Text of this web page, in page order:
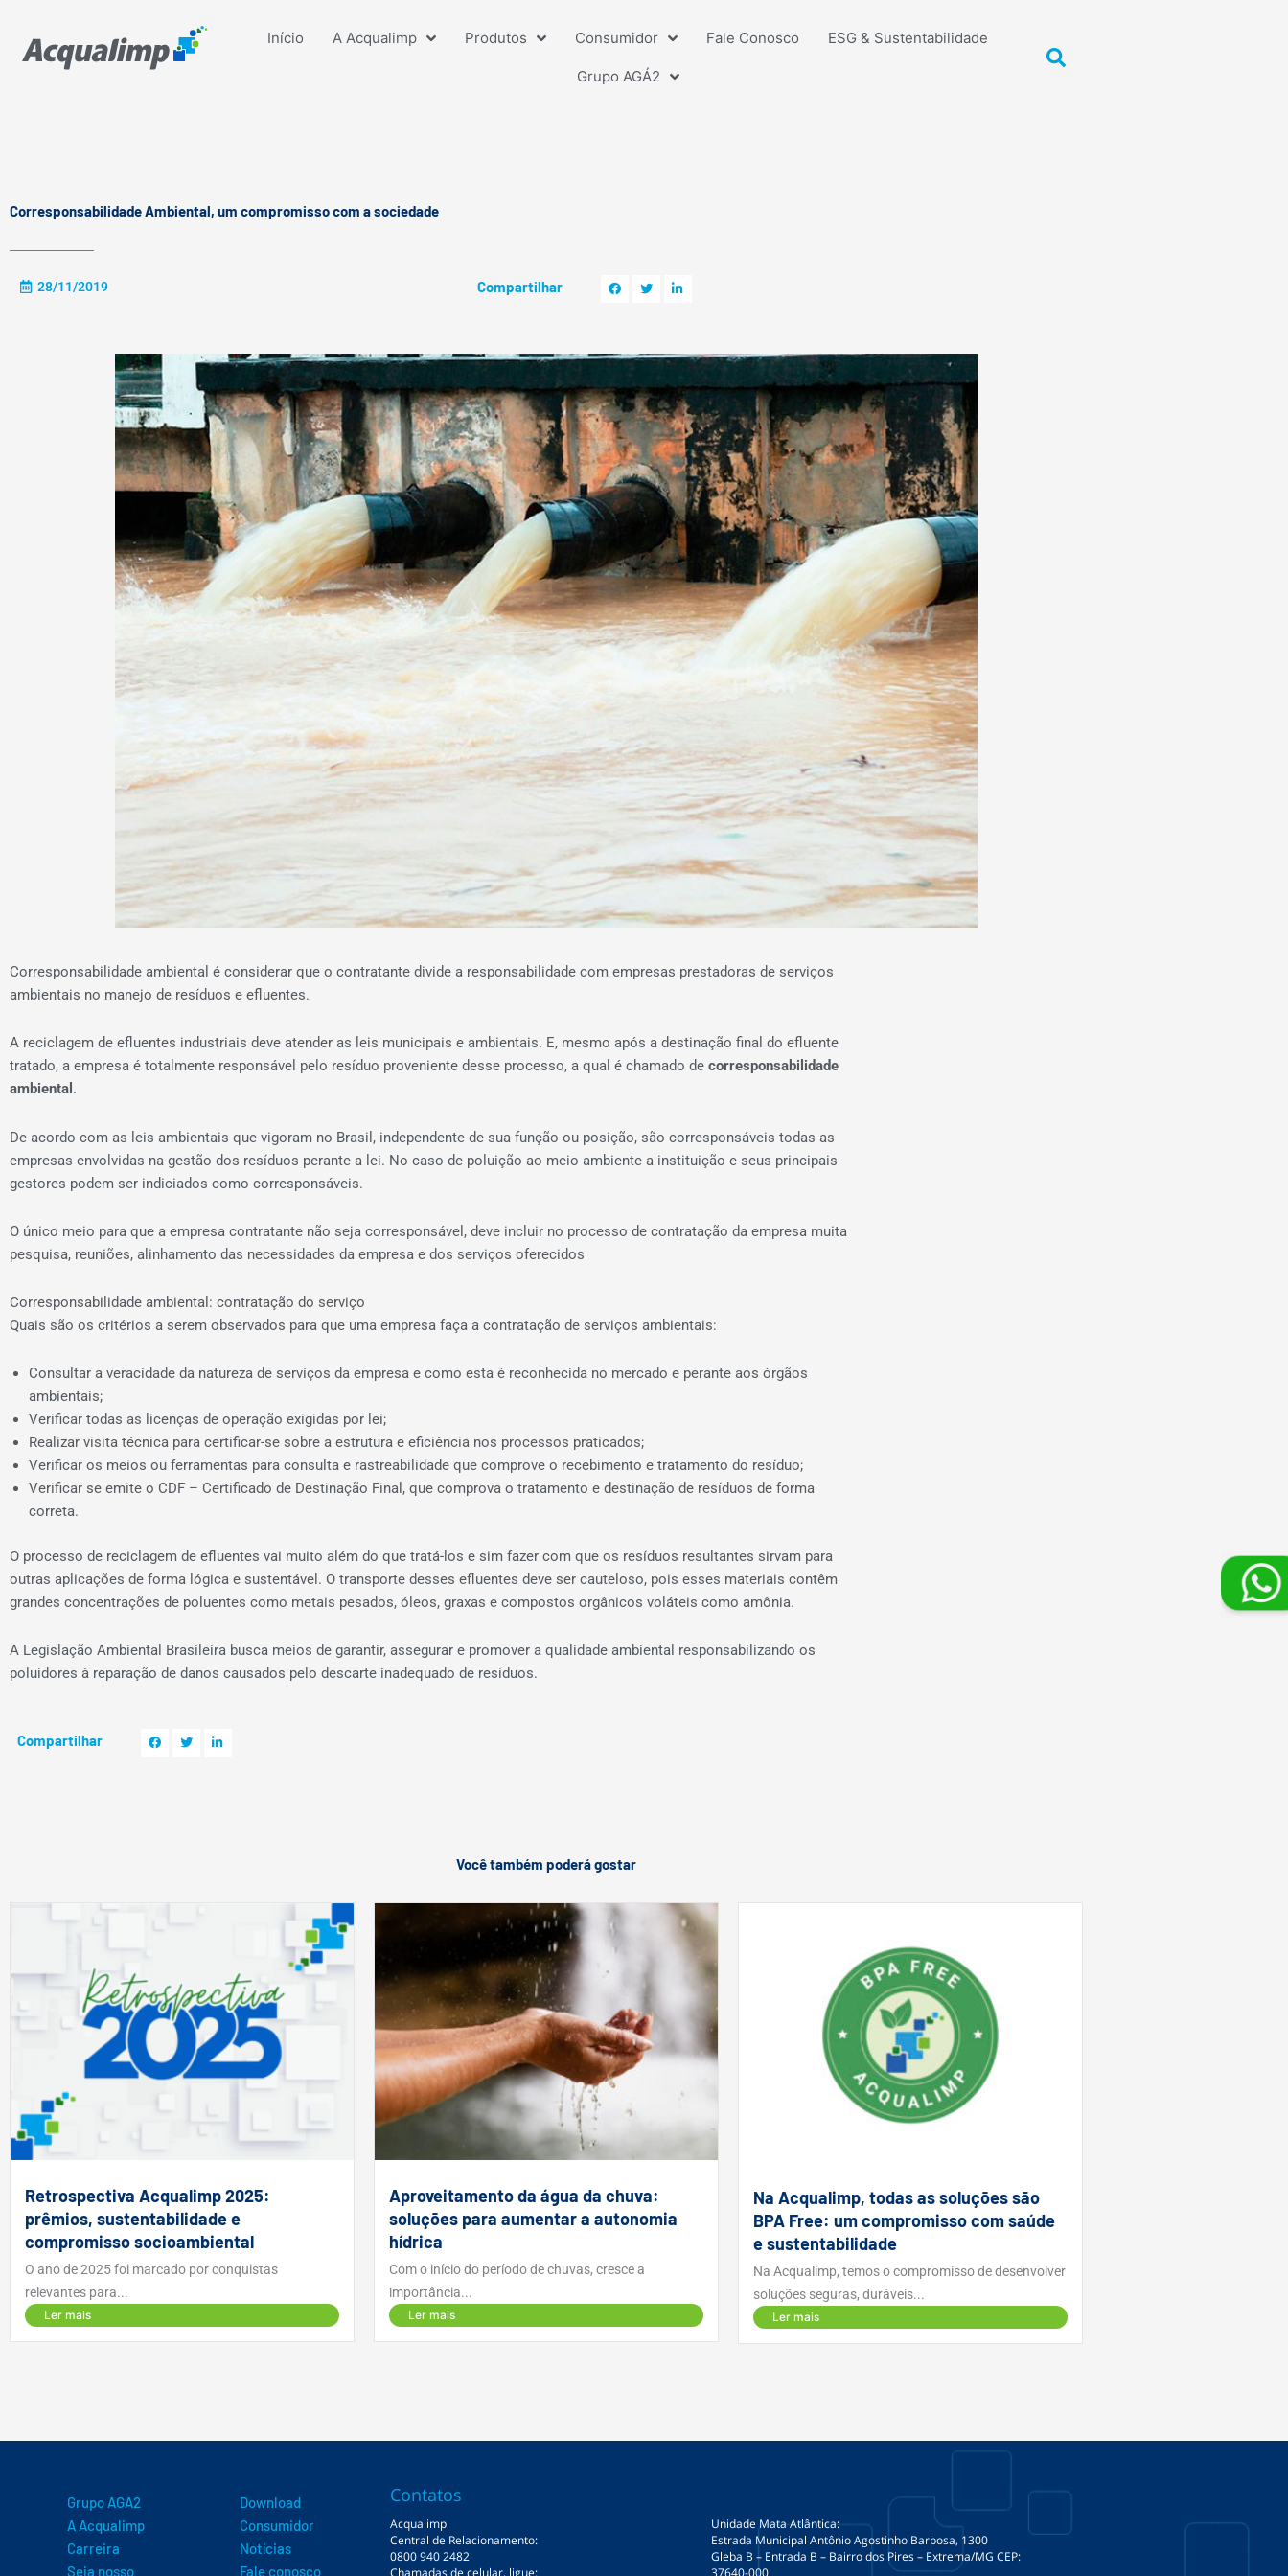
Início A Acqualimp Produtos Consumidor Fale Conosco ESG & Sustentabilidade
Grupo AGÁ2
Corresponsabilidade Ambiental, um compromisso com a sociedade
28/11/2019 Compartilhar
Corresponsabilidade ambiental é considerar que o contratante divide a responsabilidade com empresas prestadoras de serviços
ambientais no manejo de resíduos e efluentes.
A reciclagem de efluentes industriais deve atender as leis municipais e ambientais. E, mesmo após a destinação final do efluente
tratado, a empresa é totalmente responsável pelo resíduo proveniente desse processo, a qual é chamado de corresponsabilidade
ambiental .
De acordo com as leis ambientais que vigoram no Brasil, independente de sua função ou posição, são corresponsáveis todas as
empresas envolvidas na gestão dos resíduos perante a lei. No caso de poluição ao meio ambiente a instituição e seus principais
gestores podem ser indiciados como corresponsáveis.
O único meio para que a empresa contratante não seja corresponsável, deve incluir no processo de contratação da empresa muita
pesquisa, reuniões, alinhamento das necessidades da empresa e dos serviços oferecidos
Corresponsabilidade ambiental: contratação do serviço
Quais são os critérios a serem observados para que uma empresa faça a contratação de serviços ambientais:
Consultar a veracidade da natureza de serviços da empresa e como esta é reconhecida no mercado e perante aos órgãos
ambientais;
Verificar todas as licenças de operação exigidas por lei;
Realizar visita técnica para certificar-se sobre a estrutura e eficiência nos processos praticados;
Verificar os meios ou ferramentas para consulta e rastreabilidade que comprove o recebimento e tratamento do resíduo;
Verificar se emite o CDF – Certificado de Destinação Final, que comprova o tratamento e destinação de resíduos de forma
correta.
O processo de reciclagem de efluentes vai muito além do que tratá-los e sim fazer com que os resíduos resultantes sirvam para
outras aplicações de forma lógica e sustentável. O transporte desses efluentes deve ser cauteloso, pois esses materiais contêm
grandes concentrações de poluentes como metais pesados, óleos, graxas e compostos orgânicos voláteis como amônia.
A Legislação Ambiental Brasileira busca meios de garantir, assegurar e promover a qualidade ambiental responsabilizando os
poluidores à reparação de danos causados pelo descarte inadequado de resíduos.
Compartilhar
Você também poderá gostar
Retrospectiva Acqualimp 2025:
prêmios, sustentabilidade e
compromisso socioambiental
O ano de 2025 foi marcado por conquistas
relevantes para...
Ler mais
Aproveitamento da água da chuva:
soluções para aumentar a autonomia
hídrica
Com o início do período de chuvas, cresce a
importância...
Ler mais
Na Acqualimp, todas as soluções são
BPA Free: um compromisso com saúde
e sustentabilidade
Na Acqualimp, temos o compromisso de desenvolver
soluções seguras, duráveis...
Ler mais
Grupo AGA2
A Acqualimp
Carreira
Seja nosso
Download
Consumidor
Notícias
Fale conosco
Contatos
Acqualimp
Central de Relacionamento:
0800 940 2482
Chamadas de celular, ligue:
Unidade Mata Atlântica:
Estrada Municipal Antônio Agostinho Barbosa, 1300
Gleba B – Entrada B – Bairro dos Pires – Extrema/MG CEP:
37640-000